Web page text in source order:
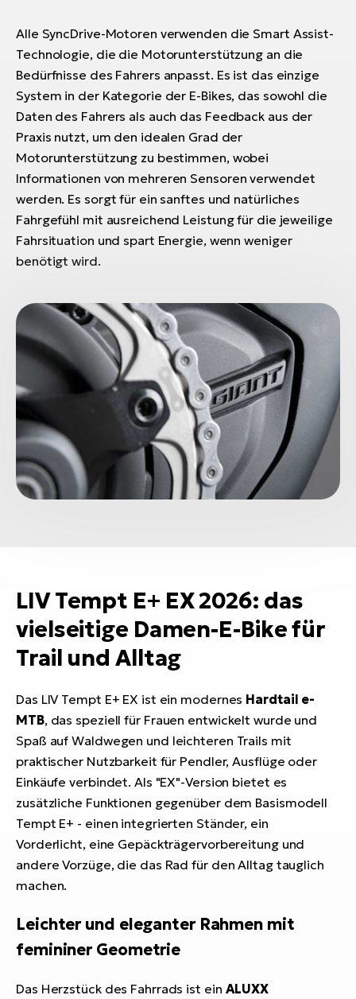
Alle SyncDrive-Motoren verwenden die Smart Assist-
Technologie, die die Motorunterstützung an die
Bedürfnisse des Fahrers anpasst. Es ist das einzige
System in der Kategorie der E-Bikes, das sowohl die
Daten des Fahrers als auch das Feedback aus der
Praxis nutzt, um den idealen Grad der
Motorunterstützung zu bestimmen, wobei
Informationen von mehreren Sensoren verwendet
werden. Es sorgt für ein sanftes und natürliches
Fahrgefühl mit ausreichend Leistung für die jeweilige
Fahrsituation und spart Energie, wenn weniger
benötigt wird.
LIV Tempt E+ EX 2026: das
vielseitige Damen-E-Bike für
Trail und Alltag
Das LIV Tempt E+ EX ist ein modernes Hardtail e-
MTB, das speziell für Frauen entwickelt wurde und
Spaß auf Waldwegen und leichteren Trails mit
praktischer Nutzbarkeit für Pendler, Ausflüge oder
Einkäufe verbindet. Als "EX"-Version bietet es
zusätzliche Funktionen gegenüber dem Basismodell
Tempt E+ - einen integrierten Ständer, ein
Vorderlicht, eine Gepäckträgervorbereitung und
andere Vorzüge, die das Rad für den Alltag tauglich
machen.
Leichter und eleganter Rahmen mit
femininer Geometrie
Das Herzstück des Fahrrads ist ein ALUXX